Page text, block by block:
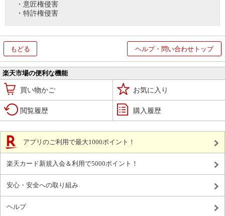
・意匠権侵害
・特許権侵害
もどる ヘルプ・問い合わせトップ
楽天市場の便利な機能
買い物かご お気に入り
閲覧履歴 購入履歴
アプリのご利用で最大1000ポイント！
楽天カード新規入会＆利用で5000ポイント！
安心・安全への取り組み
ヘルプ